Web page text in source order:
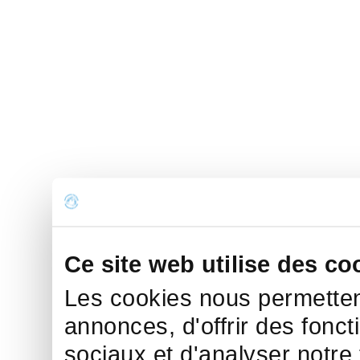
Ce site web utilise des
Les cookies nous
annonces, d'offrir des
sociaux et d'analyser